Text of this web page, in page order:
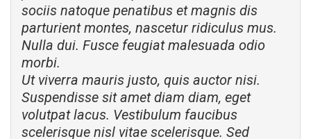
sociis natoque penatibus et magnis dis
parturient montes, nascetur ridiculus mus.
Nulla dui. Fusce feugiat malesuada odio
morbi.
Ut viverra mauris justo, quis auctor nisi.
Suspendisse sit amet diam diam, eget
volutpat lacus. Vestibulum faucibus
scelerisque nisl vitae scelerisque. Sed